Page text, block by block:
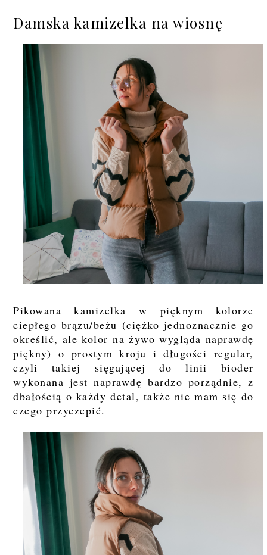
Damska kamizelka na wiosnę
Pikowana kamizelka w pięknym kolorze
ciepłego brązu/beżu (ciężko jednoznacznie go
określić, ale kolor na żywo wygląda naprawdę
piękny) o prostym kroju i długości regular,
czyli takiej sięgającej do linii bioder
wykonana jest naprawdę bardzo porządnie, z
dbałością o każdy detal, także nie mam się do
czego przyczepić.